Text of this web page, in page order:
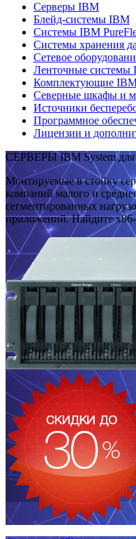
Серверы IBM
Блейд-системы IBM
Системы IBM
Системы хранения
Сетевое
Ленточные системы
Комплектующие
Северные шкафы и
Источники
Программное
Лицензии и
СЕРВЕРЫ IBM System для
Монтируемые в стойку
компаний малого и
сегментированных
приложений. Найдите